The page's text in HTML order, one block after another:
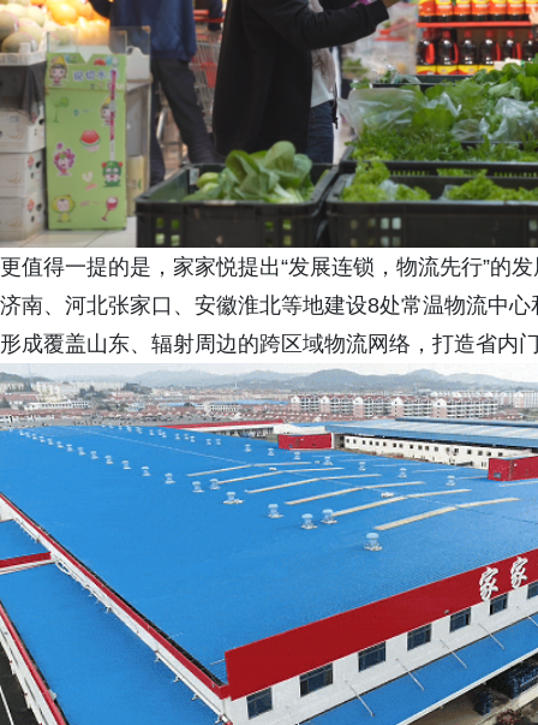
更值得一提的是，家家悦提出“发展连锁，物流先行”的
济南、河北张家口、安徽淮北等地建设8处常温物流中
形成覆盖山东、辐射周边的跨区域物流网络，打造省内